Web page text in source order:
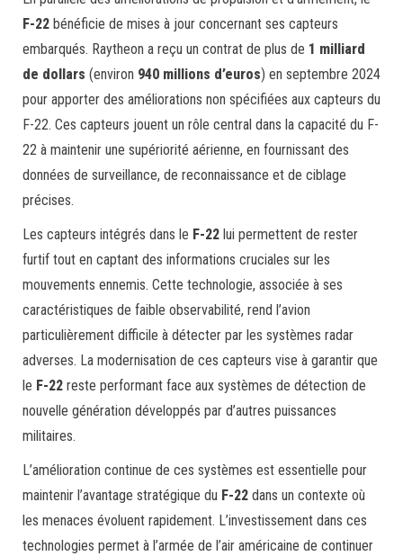
F-22 bénéficie de mises à jour concernant ses capteurs
embarqués. Raytheon a reçu un contrat de plus de 1 milliard
de dollars (environ 940 millions d’euros) en septembre 2024
pour apporter des améliorations non spécifiées aux capteurs du
F-22. Ces capteurs jouent un rôle central dans la capacité du F-
22 à maintenir une supériorité aérienne, en fournissant des
données de surveillance, de reconnaissance et de ciblage
précises.
Les capteurs intégrés dans le F-22 lui permettent de rester
furtif tout en captant des informations cruciales sur les
mouvements ennemis. Cette technologie, associée à ses
caractéristiques de faible observabilité, rend l’avion
particulièrement difficile à détecter par les systèmes radar
adverses. La modernisation de ces capteurs vise à garantir que
le F-22 reste performant face aux systèmes de détection de
nouvelle génération développés par d’autres puissances
militaires.
L’amélioration continue de ces systèmes est essentielle pour
maintenir l’avantage stratégique du F-22 dans un contexte où
les menaces évoluent rapidement. L’investissement dans ces
technologies permet à l’armée de l’air américaine de continuer